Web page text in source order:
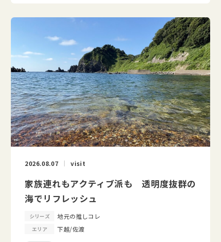
2026.08.07 visit
家族連れもアクティブ派も 透明度抜群の
海でリフレッシュ
シリーズ 地元の推しコレ
エリア 下越/佐渡